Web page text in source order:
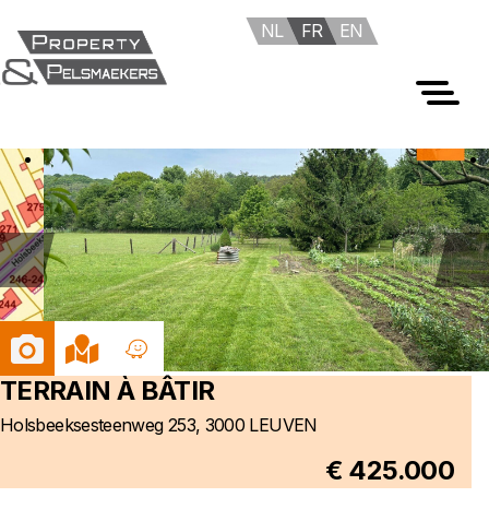
NL FR EN
Foto's Kaart
TERRAIN À BÂTIR
Holsbeeksesteenweg 253, 3000 LEUVEN
€ 425.000